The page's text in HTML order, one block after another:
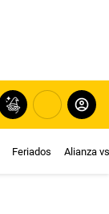
Feriados Alianza